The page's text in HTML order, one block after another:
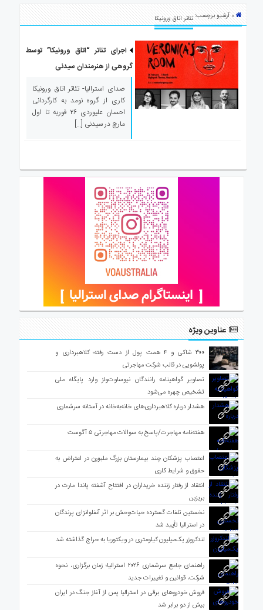
استرالیا» آرشیو برچسب:تئاتر اتاق ورونیکا
اجرای تئاتر “اتاق ورونیکا” توسط
گروهی از هنرمندان سیدنی
صدای استرالیا- تئاتر اتاق ورونیکا
کاری از گروه نومد به کارگردانی
احسان علیوردی ۲۶ فوریه تا اول
مارچ در سیدنی […]
عناوین ویژه
۳۰۰ شاکی و ۴ همت پول از دست رفته؛ کلاهبرداری و
پولشویی در قالب شرکت مهاجرتی
تصاویر گواهینامه رانندگان نیوساوت‌ولز وارد پایگاه ملی
تشخیص چهره می‌شود
هشدار درباره کلاهبرداری‌های خانه‌به‌خانه در آستانه سرشماری
هفته‌نامه مهاجرت/پاسخ به سوالات مهاجرتی ۵ آگوست
اعتصاب پزشکان چند بیمارستان بزرگ ملبورن در اعتراض به
حقوق و شرایط کاری
انتقاد از رفتار زننده خریداران در افتتاح آشفته پاندا مارت در
بریزبن
نخستین تلفات گسترده حیات‌وحش بر اثر آنفلوانزای پرندگان
در استرالیا تأیید شد
لندکروزر یک‌میلیون کیلومتری در ویکتوریا به حراج گذاشته شد
راهنمای جامع سرشماری ۲۰۲۶ استرالیا؛ زمان برگزاری، نحوه
شرکت، قوانین و تغییرات جدید
فروش خودروهای برقی در استرالیا پس از آغاز جنگ در ایران
بیش از دو برابر شد